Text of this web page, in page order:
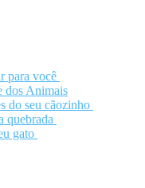
para você
dos Animais
do seu cãozinho
quebrada
gato